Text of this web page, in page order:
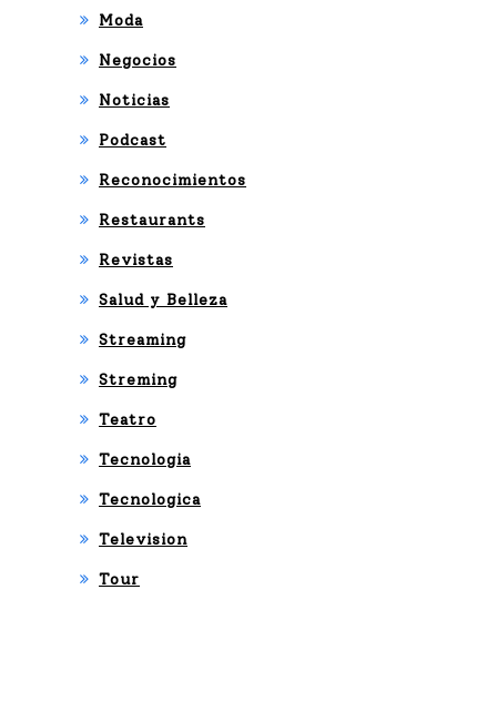
Moda
Negocios
Noticias
Podcast
Reconocimientos
Restaurants
Revistas
Salud y Belleza
Streaming
Streming
Teatro
Tecnologia
Tecnologica
Television
Tour